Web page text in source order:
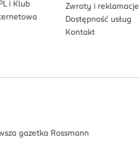
i Klub
Zwroty i reklamacje
Dostępność usług
Kontakt